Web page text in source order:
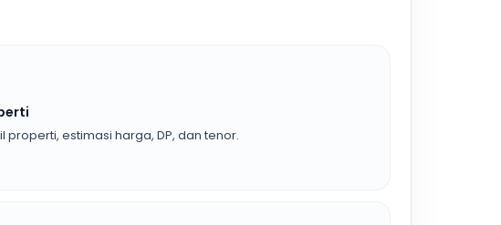
properti, estimasi harga, DP, dan tenor.